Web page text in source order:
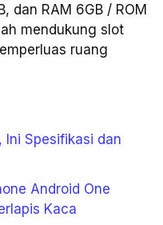
dan RAM 6GB / ROM
mendukung slot
ruang
Ini Spesifikasi dan
Android One
Kaca